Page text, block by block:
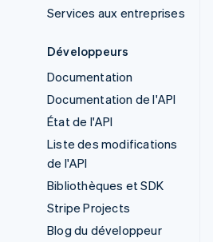
Services aux entreprises
Développeurs
Documentation
Documentation de l'API
État de l'API
Liste des modifications
de l'API
Bibliothèques et SDK
Stripe Projects
Blog du développeur